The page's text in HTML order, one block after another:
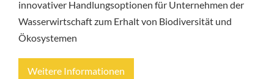
innovativer Handlungsoptionen für Unternehmen der
Wasserwirtschaft zum Erhalt von Biodiversität und
Ökosystemen
Weitere Informationen